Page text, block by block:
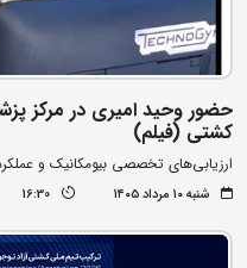
حضور وحید امیری در مرکز
کشتی (فیلم)
ارزیابی‌های تخصصی بیومکانیک و
شنبه ۱۰ مرداد ۱۴۰۵ 16:30